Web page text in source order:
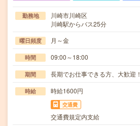
勤務地
川崎市川崎区
川崎駅からバス25分
曜日頻度 月～金
時間 09:00～18:00
期間 長期でお仕事できる方、大歓迎！
時給 時給1600円
交通費
交通費規定内支給